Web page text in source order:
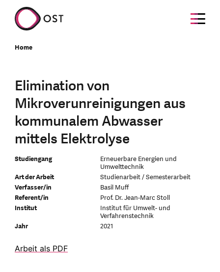
Home
Elimination von
Mikroverunreinigungen aus
kommunalem Abwasser
mittels Elektrolyse
Studiengang
Erneuerbare Energien und
Umwelttechnik
Art der Arbeit
Studienarbeit / Semesterarbeit
Verfasser/in
Basil Muff
Referent/in
Prof. Dr. Jean-Marc Stoll
Institut
Institut für Umwelt- und
Verfahrenstechnik
Jahr
2021
Arbeit als PDF